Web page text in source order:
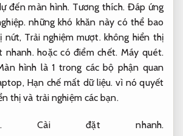
đến màn hình. Tương thích. Đáp ứng
những khó khăn này có thể bao
nứt, Trải nghiệm mượt. không hiển thị
nhanh. hoặc có điểm chết. Máy quét.
hình là 1 trong các bộ phận quan
Hạn chế mất dữ liệu. vì nó quyết
thị và trải nghiệm các bạn.
Cài đặt nhanh.